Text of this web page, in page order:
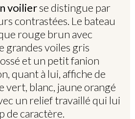
voilierse distingue par
contrastées. Le bateau
rouge brun avec
grandes voiles gris
et un petit fanion
quant à lui, affiche de
vert, blanc, jaune orangé
un relief travaillé qui lui
de caractère.